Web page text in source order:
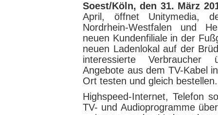
Soest/Köln, den 31. März
April, öffnet Unitymedia,
Nordrhein-Westfalen und
neuen Kundenfiliale in der
neuen Ladenlokal auf der
interessierte Verbraucher
Angebote aus dem TV-Kabel
Ort testen und gleich bestellen.
Highspeed-Internet, Telefon
TV- und Audioprogramme